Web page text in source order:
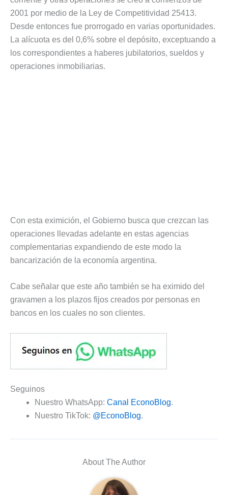
2001 por medio de la Ley de Competitividad 25413.
Desde entonces fue prorrogado en varias oportunidades.
La alícuota es del 0,6% sobre el depósito, exceptuando a
los correspondientes a haberes jubilatorios, sueldos y
operaciones inmobiliarias.
Con esta eximición, el Gobierno busca que crezcan las
operaciones llevadas adelante en estas agencias
complementarias expandiendo de este modo la
bancarización de la economía argentina.
Cabe señalar que este año también se ha eximido del
gravamen a los plazos fijos creados por personas en
bancos en los cuales no son clientes.
Seguinos
Nuestro WhatsApp: Canal EconoBlog.
Nuestro TikTok: @EconoBlog.
About The Author